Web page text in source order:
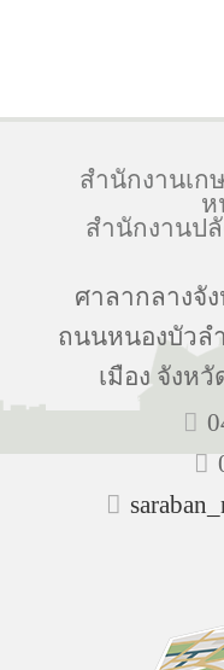
สำนักงานเ
ห
สำนักงานป
ศาลากลางจั
ถนนหนองบัวล
เมือง จังห